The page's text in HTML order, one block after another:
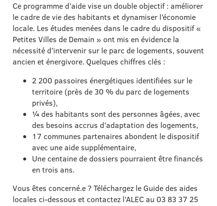
Ce programme d’aide vise un double objectif : améliorer
le cadre de vie des habitants et dynamiser l’économie
locale. Les études menées dans le cadre du dispositif «
Petites Villes de Demain » ont mis en évidence la
nécessité d’intervenir sur le parc de logements, souvent
ancien et énergivore. Quelques chiffres clés :
2 200 passoires énergétiques identifiées sur le
territoire (près de 30 % du parc de logements
privés),
¼ des habitants sont des personnes âgées, avec
des besoins accrus d’adaptation des logements,
17 communes partenaires abondent le dispositif
avec une aide supplémentaire,
Une centaine de dossiers pourraient être financés
en trois ans.
Vous êtes concerné.e ? Téléchargez le Guide des aides
locales ci-dessous et contactez l’ALEC au 03 83 37 25